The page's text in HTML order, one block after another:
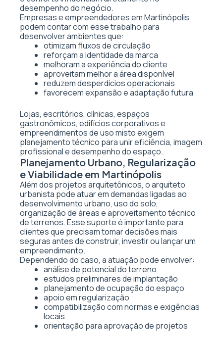
desempenho do negócio.
Empresas e empreendedores em Martinópolis
podem contar com esse trabalho para
desenvolver ambientes que:
otimizam fluxos de circulação
reforçam a identidade da marca
melhoram a experiência do cliente
aproveitam melhor a área disponível
reduzem desperdícios operacionais
favorecem expansão e adaptação futura
Lojas, escritórios, clínicas, espaços
gastronômicos, edifícios corporativos e
empreendimentos de uso misto exigem
planejamento técnico para unir eficiência, imagem
profissional e desempenho do espaço.
Planejamento Urbano, Regularização
e Viabilidade em Martinópolis
Além dos projetos arquitetônicos, o arquiteto
urbanista pode atuar em demandas ligadas ao
desenvolvimento urbano, uso do solo,
organização de áreas e aproveitamento técnico
de terrenos. Esse suporte é importante para
clientes que precisam tomar decisões mais
seguras antes de construir, investir ou lançar um
empreendimento.
Dependendo do caso, a atuação pode envolver:
análise de potencial do terreno
estudos preliminares de implantação
planejamento de ocupação do espaço
apoio em regularização
compatibilização com normas e exigências
locais
orientação para aprovação de projetos